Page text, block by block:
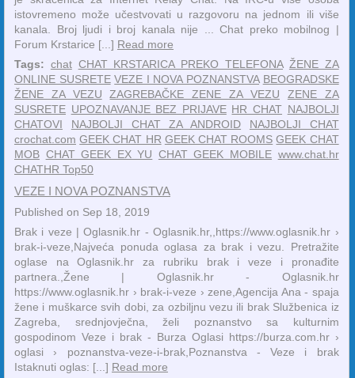
istovremeno može učestvovati u razgovoru na jednom ili više
kanala. Broj ljudi i broj kanala nije ... Chat preko mobilnog |
Forum Krstarice [...] Read more
Tags: chat CHAT KRSTARICA PREKO TELEFONA ŽENE ZA
ONLINE SUSRETE VEZE I NOVA POZNANSTVA BEOGRADSKE
ŽENE ZA VEZU
ZAGREBAČKE ZENE ZA VEZU
ZENE ZA
SUSRETE UPOZNAVANJE BEZ PRIJAVE HR CHAT NAJBOLJI
CHATOVI
NAJBOLJI CHAT ZA ANDROID
NAJBOLJI CHAT
crochat.com GEEK CHAT HR GEEK CHAT ROOMS GEEK CHAT
MOB CHAT GEEK EX YU CHAT GEEK MOBILE www.chat.hr
CHATHR Top50
VEZE I NOVA POZNANSTVA
Published on Sep 18, 2019
Brak i veze | Oglasnik.hr - Oglasnik.hr,,https://www.oglasnik.hr ›
brak-i-veze,Najveća ponuda oglasa za brak i vezu. Pretražite
oglase na Oglasnik.hr za rubriku brak i veze i pronađite
partnera.,Žene | Oglasnik.hr - Oglasnik.hr
https://www.oglasnik.hr › brak-i-veze › zene,Agencija Ana - spaja
žene i muškarce svih dobi, za ozbiljnu vezu ili brak Službenica iz
Zagreba, srednjovječna, želi poznanstvo sa kulturnim
gospodinom Veze i brak - Burza Oglasi https://burza.com.hr ›
oglasi › poznanstva-veze-i-brak,Poznanstva - Veze i brak
Istaknuti oglas: [...] Read more